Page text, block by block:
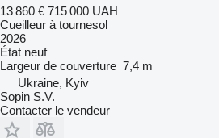
13 860 € 715 000 UAH
Cueilleur à tournesol
2026
État neuf
Largeur de couverture 7,4 m
Ukraine, Kyiv
Sopin S.V.
Contacter le vendeur